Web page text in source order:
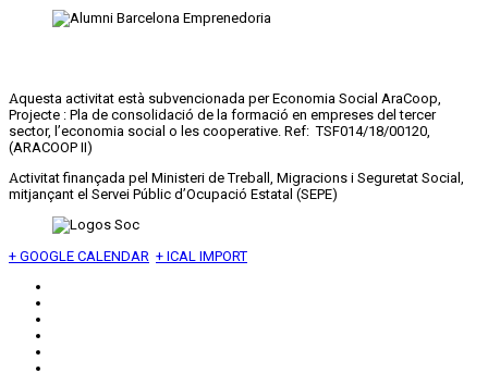
Aquesta activitat està subvencionada per Economia Social AraCoop,
Projecte : Pla de consolidació de la formació en empreses del tercer
sector, l’economia social o les cooperative. Ref: TSF014/18/00120,
(ARACOOP II)
Activitat finançada pel Ministeri de Treball, Migracions i Seguretat Social,
mitjançant el Servei Públic d’Ocupació Estatal (SEPE)
+ GOOGLE CALENDAR + ICAL IMPORT